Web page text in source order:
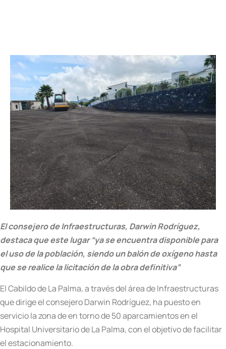
El consejero de Infraestructuras, Darwin Rodríguez,
destaca que este lugar “ya se encuentra disponible para
el uso de la población, siendo un balón de oxígeno hasta
que se realice la licitación de la obra definitiva”
El Cabildo de La Palma, a través del área de Infraestructuras
que dirige el consejero Darwin Rodríguez, ha puesto en
servicio la zona de en torno de 50 aparcamientos en el
Hospital Universitario de La Palma, con el objetivo de facilitar
el estacionamiento.